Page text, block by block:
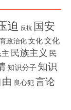
迫 反抗 国安
政治化文化文化
民族主义 民
知识分子 知识
良心犯言论